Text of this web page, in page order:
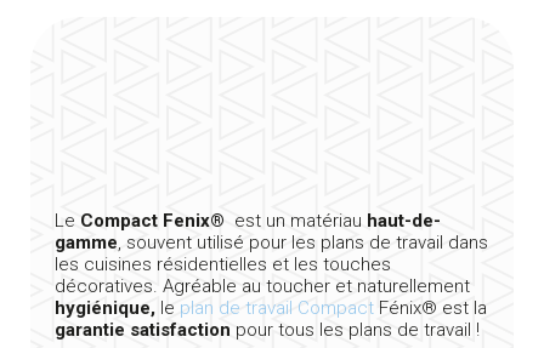
Le Compact Fenix® est un matériau haut-de-
gamme , souvent utilisé pour les plans de travail dans
les cuisines résidentielles et les touches
décoratives. Agréable au toucher et naturellement
hygiénique,le plan de travail CompactFénix® est la
garantie satisfaction pour tous les plans de travail !